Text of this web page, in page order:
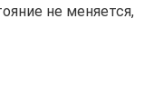
не меняется,